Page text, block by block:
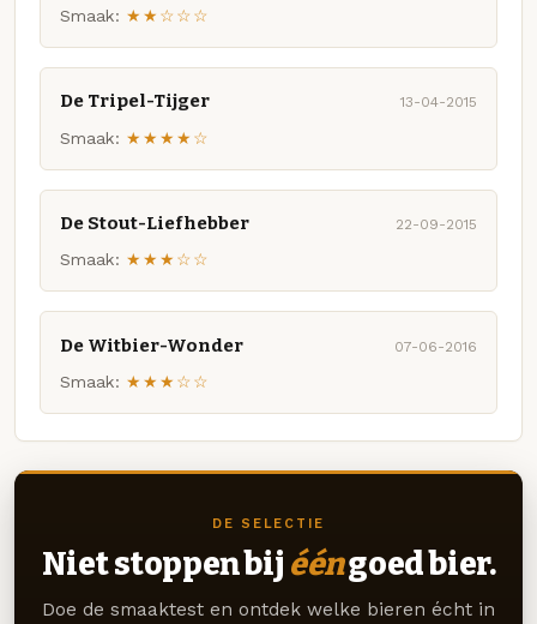
Smaak: ★★☆☆☆
De Tripel-Tijger 13-04-2015
Smaak: ★★★★☆
De Stout-Liefhebber 22-09-2015
Smaak: ★★★☆☆
De Witbier-Wonder 07-06-2016
Smaak: ★★★☆☆
DE SELECTIE
Niet stoppen bij ééngoed bier.
Doe de smaaktest en ontdek welke bieren écht in